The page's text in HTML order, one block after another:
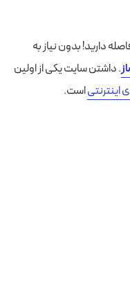
دارید! بدون نیاز به
. داشتن سایت یکی از اولین
اینترنتیاست.